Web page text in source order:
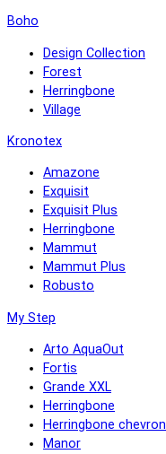
Boho
Design Collection
Forest
Herringbone
Village
Kronotex
Amazone
Exquisit
Exquisit Plus
Herringbone
Mammut
Mammut Plus
Robusto
My Step
Arto AquaOut
Fortis
Grande XXL
Herringbone
Herringbone chevron
Manor